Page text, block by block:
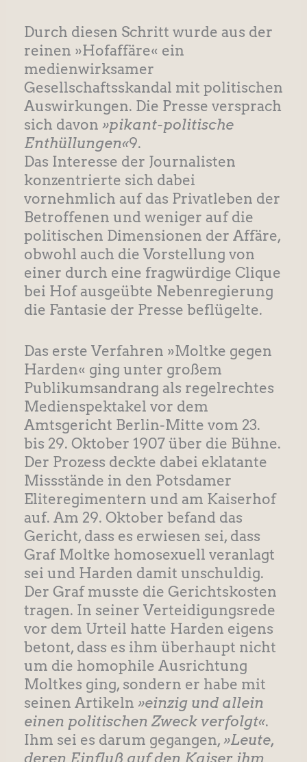
Durch diesen Schritt wurde aus der
reinen »Hofaffäre« ein
medienwirksamer
Gesellschaftsskandal mit politischen
Auswirkungen. Die Presse versprach
sich davon »pikant-politische
Enthüllungen«9.
Das Interesse der Journalisten
konzentrierte sich dabei
vornehmlich auf das Privatleben der
Betroffenen und weniger auf die
politischen Dimensionen der Affäre,
obwohl auch die Vorstellung von
einer durch eine fragwürdige Clique
bei Hof ausgeübte Nebenregierung
die Fantasie der Presse beflügelte.
Das erste Verfahren »Moltke gegen
Harden« ging unter großem
Publikumsandrang als regelrechtes
Medienspektakel vor dem
Amtsgericht Berlin-Mitte vom 23.
bis 29. Oktober 1907 über die Bühne.
Der Prozess deckte dabei eklatante
Missstände in den Potsdamer
Eliteregimentern und am Kaiserhof
auf. Am 29. Oktober befand das
Gericht, dass es erwiesen sei, dass
Graf Moltke homosexuell veranlagt
sei und Harden damit unschuldig.
Der Graf musste die Gerichtskosten
tragen. In seiner Verteidigungsrede
vor dem Urteil hatte Harden eigens
betont, dass es ihm überhaupt nicht
um die homophile Ausrichtung
Moltkes ging, sondern er habe mit
seinen Artikeln »einzig und allein
einen politischen Zweck verfolgt«.
Ihm sei es darum gegangen, »Leute,
deren Einfluß auf den Kaiser ihm